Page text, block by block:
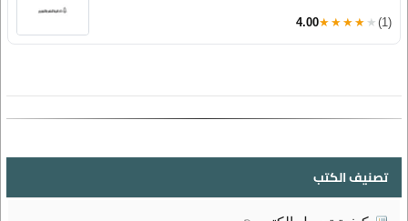
4.00★★★★★ (1)
تصنيف الكتب